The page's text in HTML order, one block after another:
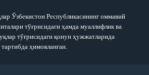
Ўзбекистон Республикасининг оммавий
тўғрисидаги ҳамда муаллифлик ва
тўғрисидаги қонун ҳужжатларида
тартибда ҳимояланган.